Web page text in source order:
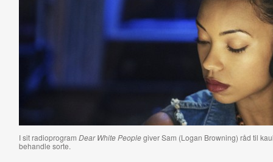
I sit radioprogram Dear White Peoplegiver Sam (Logan Browning) råd til
behandle sorte.